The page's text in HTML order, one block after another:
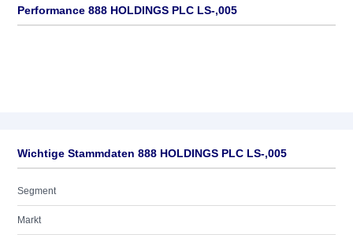
Performance 888 HOLDINGS PLC LS-,005
Wichtige Stammdaten 888 HOLDINGS PLC LS-,005
Segment
Markt